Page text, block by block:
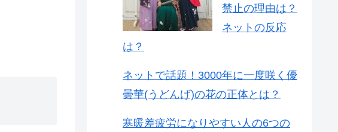
禁止の理由は？
ネットの反応
は？
ネットで話題！3000年に一度咲く優
曇華(うどんげ)の花の正体とは？
寒暖差疲労になりやすい人の6つの